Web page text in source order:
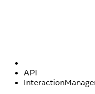
API